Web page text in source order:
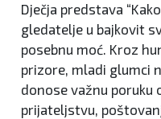
Dječja predstava
gledatelje u bajkovit
posebnu moć. Kroz
prizore, mladi glumci
donose važnu poruku
prijateljstvu,